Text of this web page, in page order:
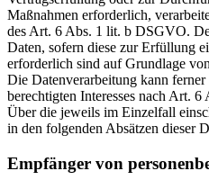
Maßnahmen erforderlich,
des Art. 6 Abs. 1 lit. b DSGVO.
Daten, sofern diese zur Erfüllung
erforderlich sind auf Grundlage
Die Datenverarbeitung kann ferner
berechtigten Interesses nach Art.
Über die jeweils im Einzelfall
in den folgenden Absätzen dieser
Empfänger von